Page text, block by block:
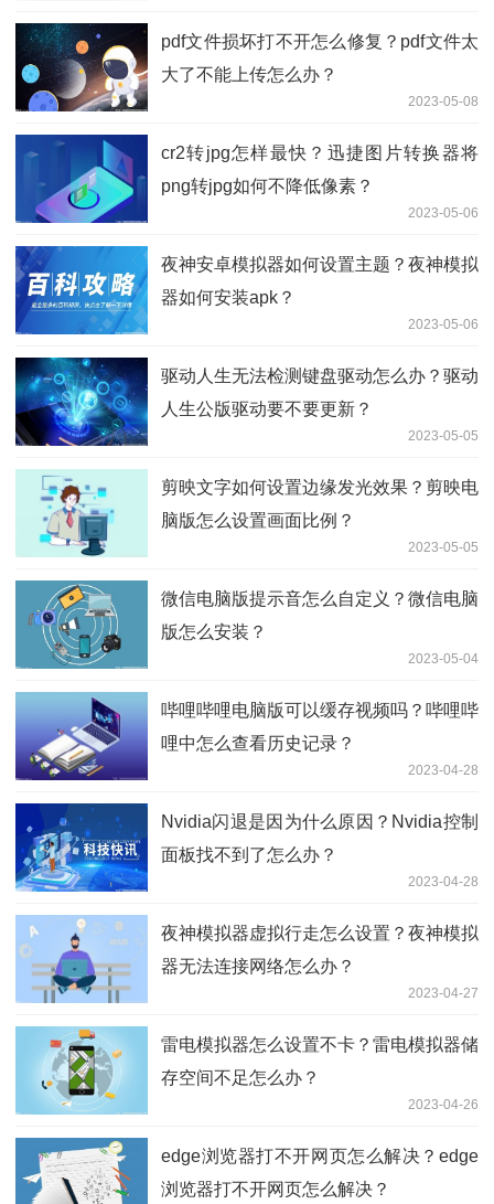
pdf文件损坏打不开怎么修复？pdf文件太
大了不能上传怎么办？
2023-05-08
cr2转jpg怎样最快？迅捷图片转换器将
png转jpg如何不降低像素？
2023-05-06
夜神安卓模拟器如何设置主题？夜神模拟
器如何安装apk？
2023-05-06
驱动人生无法检测键盘驱动怎么办？驱动
人生公版驱动要不要更新？
2023-05-05
剪映文字如何设置边缘发光效果？剪映电
脑版怎么设置画面比例？
2023-05-05
微信电脑版提示音怎么自定义？微信电脑
版怎么安装？
2023-05-04
哔哩哔哩电脑版可以缓存视频吗？哔哩哔
哩中怎么查看历史记录？
2023-04-28
Nvidia闪退是因为什么原因？Nvidia控制
面板找不到了怎么办？
2023-04-28
夜神模拟器虚拟行走怎么设置？夜神模拟
器无法连接网络怎么办？
2023-04-27
雷电模拟器怎么设置不卡？雷电模拟器储
存空间不足怎么办？
2023-04-26
edge浏览器打不开网页怎么解决？edge
浏览器打不开网页怎么解决？